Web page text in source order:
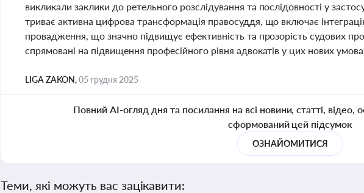
викликали заклики до ретельного розслідування та послідовності у
триває активна цифрова трансформація правосуддя, що включає
провадження, що значно підвищує ефективність та прозорість судових
спрямовані на підвищення професійного рівня адвокатів у цих нових
LIGA ZAKON,05 грудня 2025
Повний AI-огляд дня та посилання на всі новини, статті, відео,
сформований цей підсумок
ОЗНАЙОМИТИСЯ
Теми, які можуть вас зацікавити: